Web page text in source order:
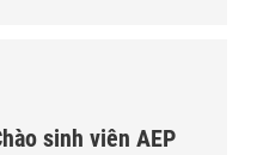
sinh viên AEP